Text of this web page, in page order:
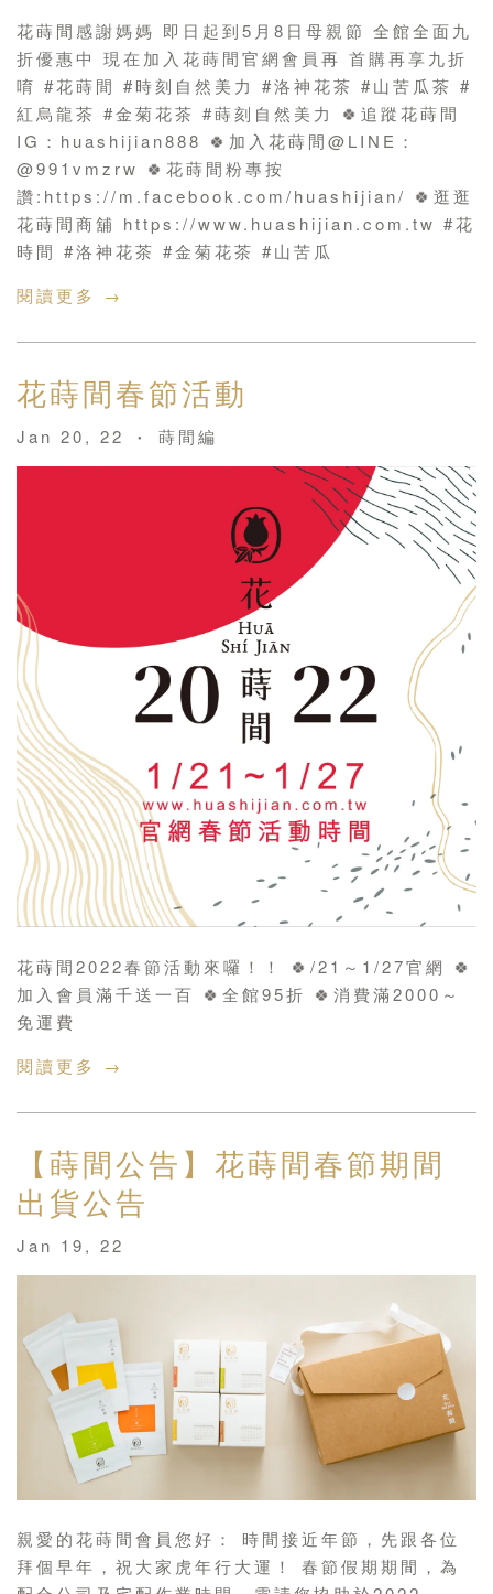
花蒔間感謝媽媽 即日起到5月8日母親節 全館全面九
折優惠中 現在加入花蒔間官網會員再 首購再享九折
唷 #花蒔間 #時刻自然美力 #洛神花茶 #山苦瓜茶 #
紅烏龍茶 #金菊花茶 #蒔刻自然美力 🍀追蹤花蒔間
IG：huashijian888 🍀加入花蒔間@LINE：
@991vmzrw 🍀花蒔間粉專按
讚:https://m.facebook.com/huashijian/ 🍀逛逛
花蒔間商舖 https://www.huashijian.com.tw #花
時間 #洛神花茶 #金菊花茶 #山苦瓜
閱讀更多 →
花蒔間春節活動
Jan 20, 22 • 蒔間編
花蒔間2022春節活動來囉！！ 🍀/21～1/27官網 🍀
加入會員滿千送一百 🍀全館95折 🍀消費滿2000～
免運費
閱讀更多 →
【蒔間公告】花蒔間春節期間
出貨公告
Jan 19, 22
親愛的花蒔間會員您好： 時間接近年節，先跟各位
拜個早年，祝大家虎年行大運！ 春節假期期間，為